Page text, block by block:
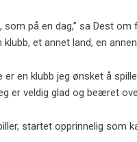
som på en dag,” sa Dest
et annet land, en
er en klubb jeg ønsket å
er veldig glad og beæret
startet opprinnelig som